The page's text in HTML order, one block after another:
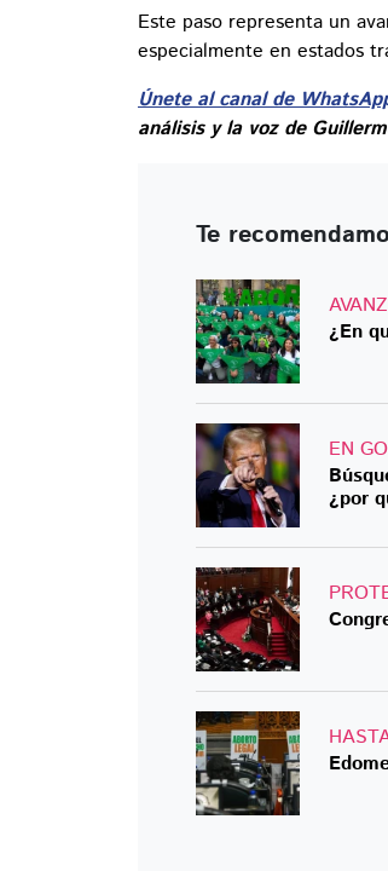
Este paso representa un
especialmente en estados
Únete al canal de
análisis y la voz de
Te
¿En
EN
¿por